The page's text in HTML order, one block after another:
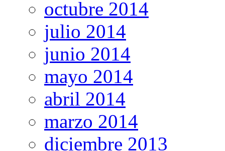
octubre 2014
julio 2014
junio 2014
mayo 2014
abril 2014
marzo 2014
diciembre 2013